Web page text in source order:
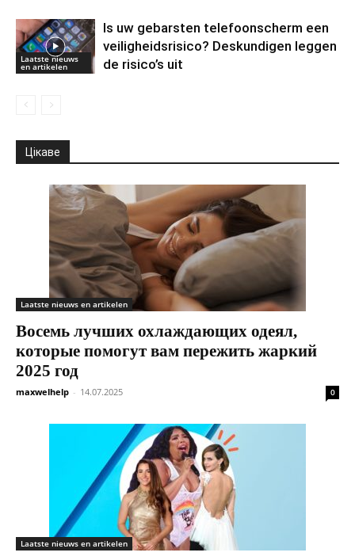
Laatste nieuws
en artikelen
Is uw gebarsten telefoonscherm een ​​
veiligheidsrisico? Deskundigen leggen
de risico’s uit
Цікаве
Laatste nieuws en artikelen
Восемь лучших охлаждающих одеял,
которые помогут вам пережить жаркий
2025 год
maxwelhelp - 14.07.2025 0
Laatste nieuws en artikelen